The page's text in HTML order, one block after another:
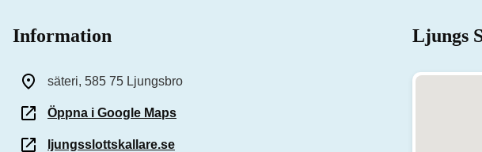
Information
säteri, 585 75 Ljungsbro
Öppna i Google Maps
ljungsslottskallare.se
Ljungs